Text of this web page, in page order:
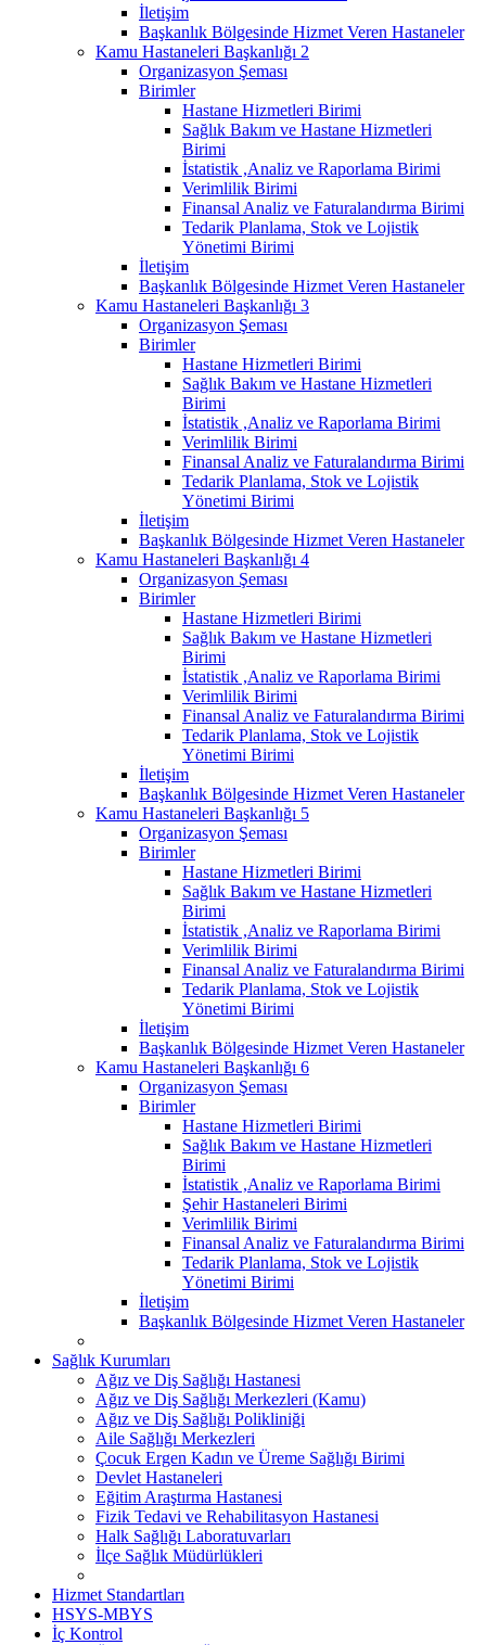
İletişim
Başkanlık Bölgesinde Hizmet Veren Hastaneler
Kamu Hastaneleri Başkanlığı 2
Organizasyon Şeması
Birimler
Hastane Hizmetleri Birimi
Sağlık Bakım ve Hastane Hizmetleri
Birimi
İstatistik ,Analiz ve Raporlama Birimi
Verimlilik Birimi
Finansal Analiz ve Faturalandırma Birimi
Tedarik Planlama, Stok ve Lojistik
Yönetimi Birimi
İletişim
Başkanlık Bölgesinde Hizmet Veren Hastaneler
Kamu Hastaneleri Başkanlığı 3
Organizasyon Şeması
Birimler
Hastane Hizmetleri Birimi
Sağlık Bakım ve Hastane Hizmetleri
Birimi
İstatistik ,Analiz ve Raporlama Birimi
Verimlilik Birimi
Finansal Analiz ve Faturalandırma Birimi
Tedarik Planlama, Stok ve Lojistik
Yönetimi Birimi
İletişim
Başkanlık Bölgesinde Hizmet Veren Hastaneler
Kamu Hastaneleri Başkanlığı 4
Organizasyon Şeması
Birimler
Hastane Hizmetleri Birimi
Sağlık Bakım ve Hastane Hizmetleri
Birimi
İstatistik ,Analiz ve Raporlama Birimi
Verimlilik Birimi
Finansal Analiz ve Faturalandırma Birimi
Tedarik Planlama, Stok ve Lojistik
Yönetimi Birimi
İletişim
Başkanlık Bölgesinde Hizmet Veren Hastaneler
Kamu Hastaneleri Başkanlığı 5
Organizasyon Şeması
Birimler
Hastane Hizmetleri Birimi
Sağlık Bakım ve Hastane Hizmetleri
Birimi
İstatistik ,Analiz ve Raporlama Birimi
Verimlilik Birimi
Finansal Analiz ve Faturalandırma Birimi
Tedarik Planlama, Stok ve Lojistik
Yönetimi Birimi
İletişim
Başkanlık Bölgesinde Hizmet Veren Hastaneler
Kamu Hastaneleri Başkanlığı 6
Organizasyon Şeması
Birimler
Hastane Hizmetleri Birimi
Sağlık Bakım ve Hastane Hizmetleri
Birimi
İstatistik ,Analiz ve Raporlama Birimi
Şehir Hastaneleri Birimi
Verimlilik Birimi
Finansal Analiz ve Faturalandırma Birimi
Tedarik Planlama, Stok ve Lojistik
Yönetimi Birimi
İletişim
Başkanlık Bölgesinde Hizmet Veren Hastaneler
Sağlık Kurumları
Ağız ve Diş Sağlığı Hastanesi
Ağız ve Diş Sağlığı Merkezleri (Kamu)
Ağız ve Diş Sağlığı Polikliniği
Aile Sağlığı Merkezleri
Çocuk Ergen Kadın ve Üreme Sağlığı Birimi
Devlet Hastaneleri
Eğitim Araştırma Hastanesi
Fizik Tedavi ve Rehabilitasyon Hastanesi
Halk Sağlığı Laboratuvarları
İlçe Sağlık Müdürlükleri
Hizmet Standartları
HSYS-MBYS
İç Kontrol